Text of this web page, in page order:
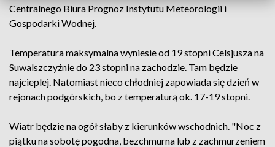
Centralnego Biura Prognoz Instytutu Meteorologii i
Gospodarki Wodnej.
Temperatura maksymalna wyniesie od 19 stopni Celsjusza na
Suwalszczyźnie do 23 stopni na zachodzie. Tam będzie
najcieplej. Natomiast nieco chłodniej zapowiada się dzień w
rejonach podgórskich, bo z temperaturą ok. 17-19 stopni.
Wiatr będzie na ogół słaby z kierunków wschodnich. "Noc z
piątku na sobotę pogodna, bezchmurna lub z zachmurzeniem